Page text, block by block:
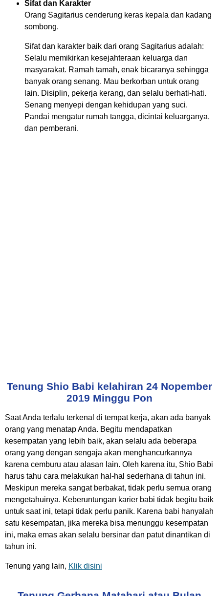
Sifat dan Karakter
Orang Sagitarius cenderung keras kepala dan kadang
sombong.
Sifat dan karakter baik dari orang Sagitarius adalah:
Selalu memikirkan kesejahteraan keluarga dan
masyarakat. Ramah tamah, enak bicaranya sehingga
banyak orang senang. Mau berkorban untuk orang
lain. Disiplin, pekerja kerang, dan selalu berhati-hati.
Senang menyepi dengan kehidupan yang suci.
Pandai mengatur rumah tangga, dicintai keluarganya,
dan pemberani.
Tenung Shio Babi kelahiran 24 Nopember
2019 Minggu Pon
Saat Anda terlalu terkenal di tempat kerja, akan ada banyak
orang yang menatap Anda. Begitu mendapatkan
kesempatan yang lebih baik, akan selalu ada beberapa
orang yang dengan sengaja akan menghancurkannya
karena cemburu atau alasan lain. Oleh karena itu, Shio Babi
harus tahu cara melakukan hal-hal sederhana di tahun ini.
Meskipun mereka sangat berbakat, tidak perlu semua orang
mengetahuinya. Keberuntungan karier babi tidak begitu baik
untuk saat ini, tetapi tidak perlu panik. Karena babi hanyalah
satu kesempatan, jika mereka bisa menunggu kesempatan
ini, maka emas akan selalu bersinar dan patut dinantikan di
tahun ini.
Tenung yang lain, Klik disini